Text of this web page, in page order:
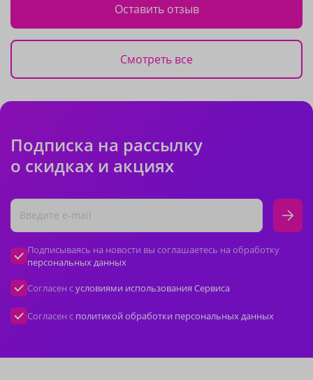
Оставить отзыв
Смотреть все
Подписка на рассылку
о скидках и акциях
Подписываясь на новости вы соглашаетесь на обработку
персональных данных
Согласен сусловиями использования Сервиса
Согласен с политикой обработки персональных данных